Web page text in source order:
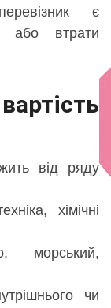
є
або втрати
від ряду
хімічні
морський,
чи